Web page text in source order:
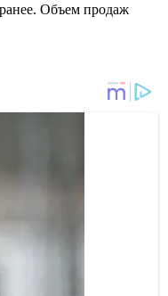
Объем продаж